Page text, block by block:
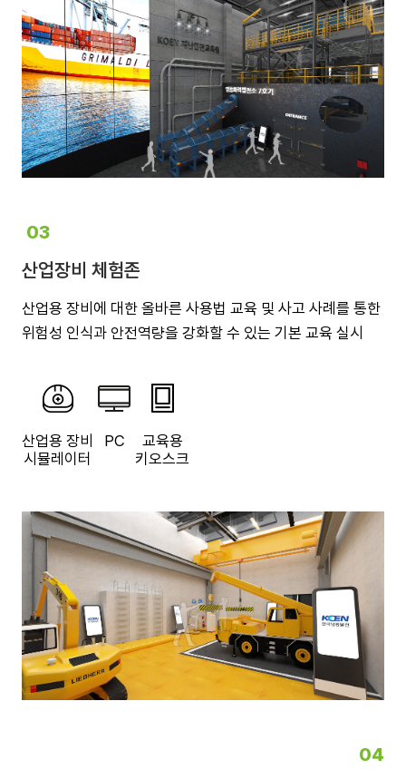
03
산업장비 체험존
산업용 장비에 대한 올바른 사용법 교육 및 사고 사례를 통한
위험성 인식과 안전역량을 강화할 수 있는 기본 교육 실시
산업용 장비
시뮬레이터
PC
교육용
키오스크
04